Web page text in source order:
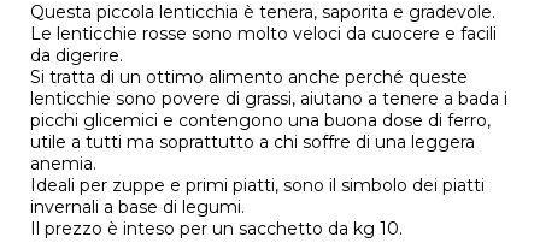
Questa piccola lenticchia è tenera, saporita e gradevole.
Le lenticchie rosse sono molto veloci da cuocere e facili
da digerire.
Si tratta di un ottimo alimento anche perché queste
lenticchie sono povere di grassi, aiutano a tenere a bada i
picchi glicemici e contengono una buona dose di ferro,
utile a tutti ma soprattutto a chi soffre di una leggera
anemia.
Ideali per zuppe e primi piatti, sono il simbolo dei piatti
invernali a base di legumi.
Il prezzo è inteso per un sacchetto da kg 10.